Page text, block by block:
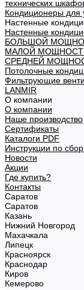
технических
Кондиционеры для
Настенные
Настенные
БОЛЬШОЙ
МАЛОЙ МОЩНОСТИ
СРЕДНЕЙ
Потолочные
Фильтрующие
LANMIR
О компании
О компании
Наше производство
Сертификаты
Каталоги PDF
Инструкции по
Новости
Акции
Где купить?
Контакты
Саратов
Саратов
Казань
Нижний Новгород
Махачкала
Липецк
Красноярск
Краснодар
Киров
Кемерово